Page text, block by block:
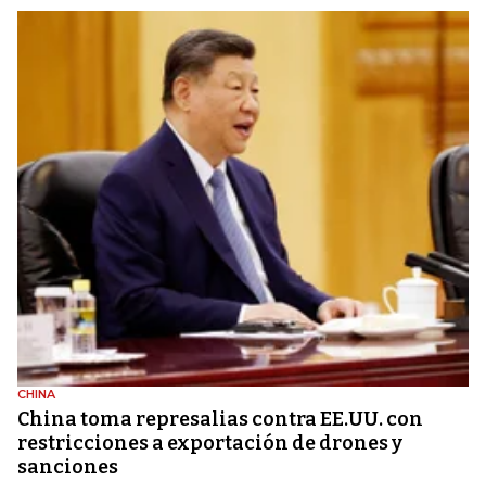
CHINA
China toma represalias contra EE.UU. con
restricciones a exportación de drones y
sanciones